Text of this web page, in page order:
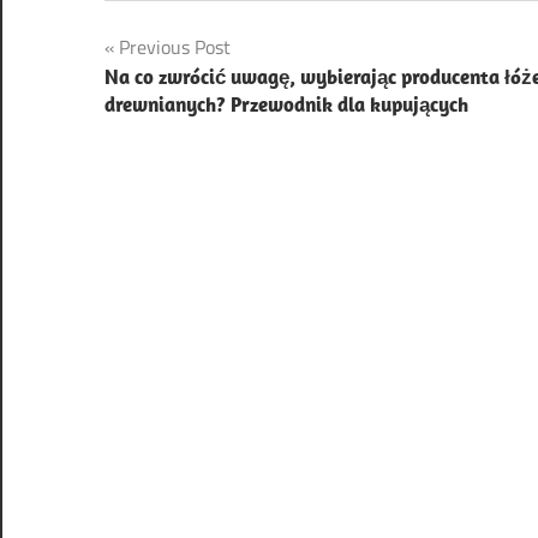
Nawigacja
wpisu
Previous Post
Na co zwrócić uwagę, wybierając producenta
drewnianych? Przewodnik dla kupujących